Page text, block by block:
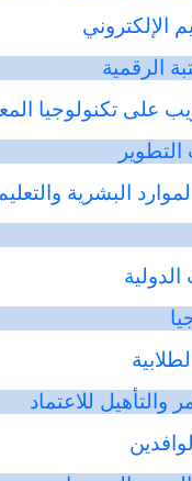
الإلكتروني
الرقمية
على تكنولوجيا
التطوير
الموارد البشرية
الدولية
الطلابية
والتأهيل للاعتماد
الوافدين